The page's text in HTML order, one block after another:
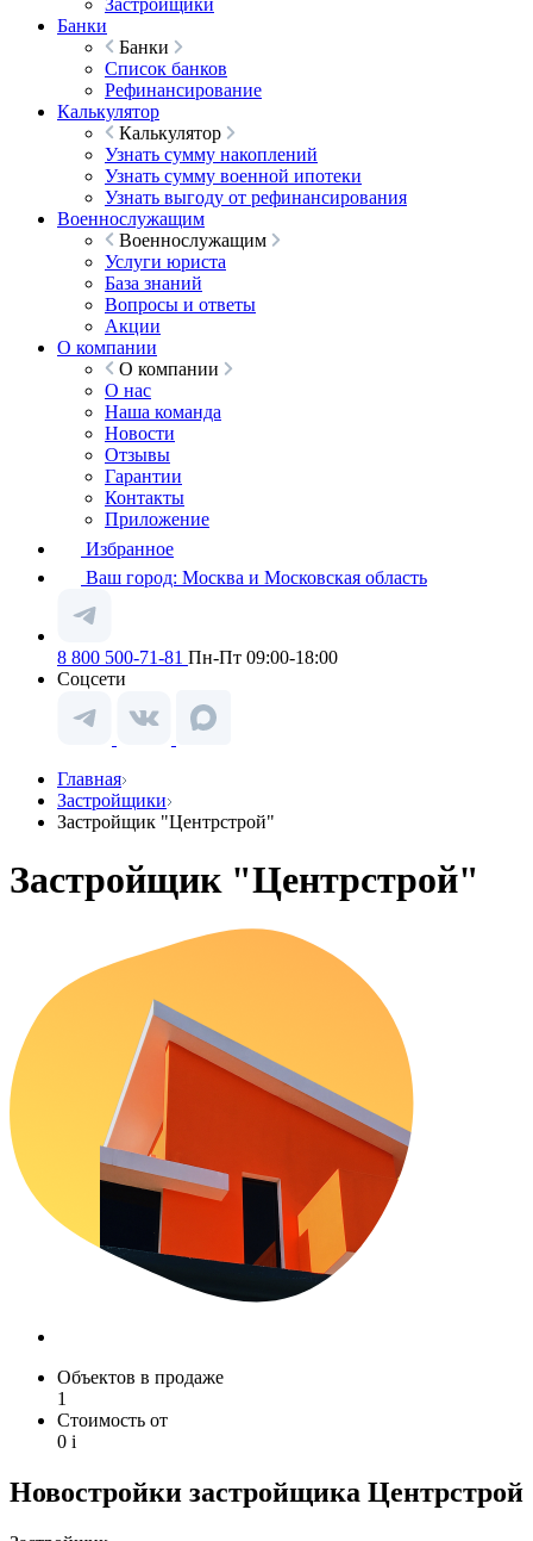
Застройщики
Банки
Банки
Список банков
Рефинансирование
Калькулятор
Калькулятор
Узнать сумму накоплений
Узнать сумму военной ипотеки
Узнать выгоду от рефинансирования
Военнослужащим
Военнослужащим
Услуги юриста
База знаний
Вопросы и ответы
Акции
О компании
О компании
О нас
Наша команда
Новости
Отзывы
Гарантии
Контакты
Приложение
Избранное
Ваш город: Москва и Московская область
8 800 500-71-81 Пн-Пт 09:00-18:00
Соцсети
Главная
Застройщики
Застройщик "Центрстрой"
Застройщик "Центрстрой"
Объектов в продаже
1
Стоимость от
0 i
Новостройки застройщика Центрстрой